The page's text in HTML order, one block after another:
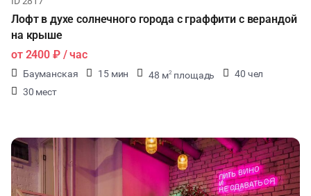
Лофт в духе солнечного города с граффити с верандой
на крыше
от 2400 ₽/ час
Бауманская 15 мин 48 м2 площадь
40 чел
30 мест